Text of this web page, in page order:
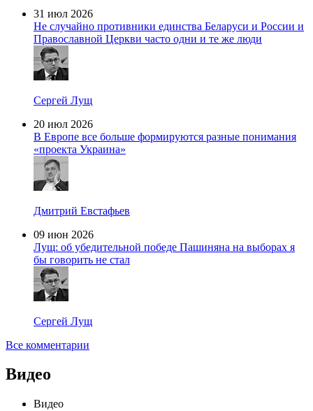
31 июл 2026
Не случайно противники единства Беларуси и России и
Православной Церкви часто одни и те же люди
Сергей Лущ
20 июл 2026
В Европе все больше формируются разные понимания
«проекта Украина»
Дмитрий Евстафьев
09 июн 2026
Лущ: об убедительной победе Пашиняна на выборах я
бы говорить не стал
Сергей Лущ
Все комментарии
Видео
Видео